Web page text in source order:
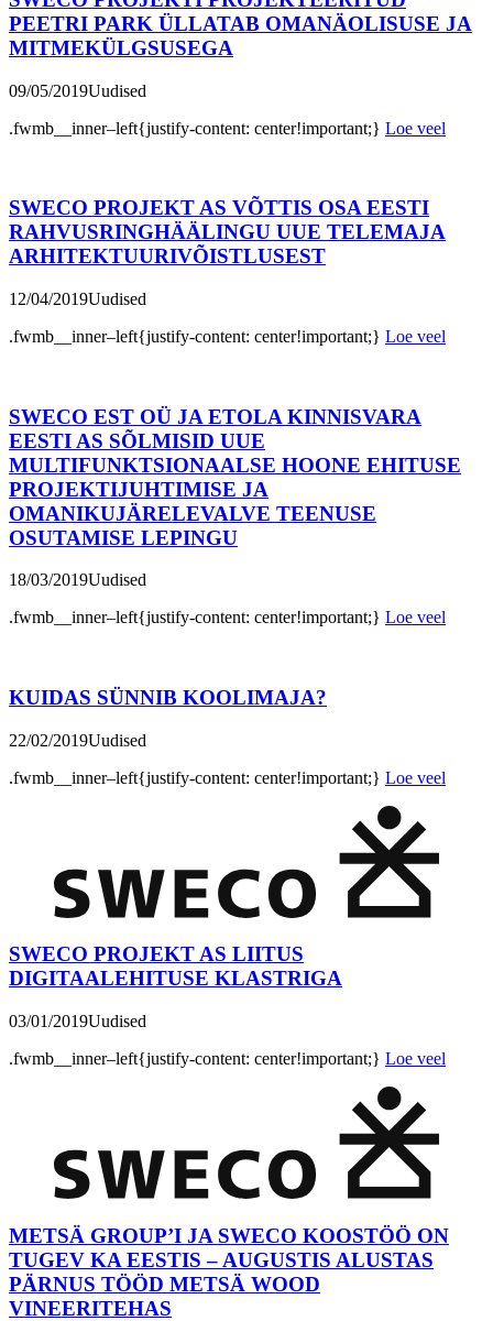
PEETRI PARK ÜLLATAB OMANÄOLISUSE JA
MITMEKÜLGSUSEGA
09/05/2019Uudised
.fwmb__inner–left{justify-content: center!important;} Loe veel
SWECO PROJEKT AS VÕTTIS OSA EESTI
RAHVUSRINGHÄÄLINGU UUE TELEMAJA
ARHITEKTUURIVÕISTLUSEST
12/04/2019Uudised
.fwmb__inner–left{justify-content: center!important;} Loe veel
SWECO EST OÜ JA ETOLA KINNISVARA
EESTI AS SÕLMISID UUE
MULTIFUNKTSIONAALSE HOONE EHITUSE
PROJEKTIJUHTIMISE JA
OMANIKUJÄRELEVALVE TEENUSE
OSUTAMISE LEPINGU
18/03/2019Uudised
.fwmb__inner–left{justify-content: center!important;} Loe veel
KUIDAS SÜNNIB KOOLIMAJA?
22/02/2019Uudised
.fwmb__inner–left{justify-content: center!important;} Loe veel
SWECO PROJEKT AS LIITUS
DIGITAALEHITUSE KLASTRIGA
03/01/2019Uudised
.fwmb__inner–left{justify-content: center!important;} Loe veel
METSÄ GROUP’I JA SWECO KOOSTÖÖ ON
TUGEV KA EESTIS – AUGUSTIS ALUSTAS
PÄRNUS TÖÖD METSÄ WOOD
VINEERITEHAS